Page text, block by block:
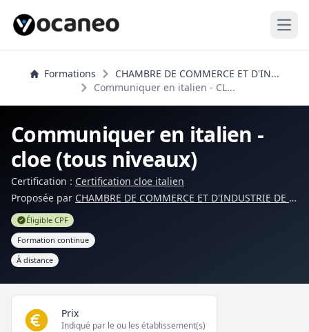
Formations
CHAMBRE DE COMMERCE ET D'IN...
Communiquer en italien - CL...
Communiquer en italien -
cloe (tous niveaux)
Certification : Certification cloe italien
Proposée par CHAMBRE DE COMMERCE ET D'INDUSTRIE DE SEINE ET MARNE
Éligible CPF
Formation continue
À distance
Prix
Indiqué par le ou les établissement(s)